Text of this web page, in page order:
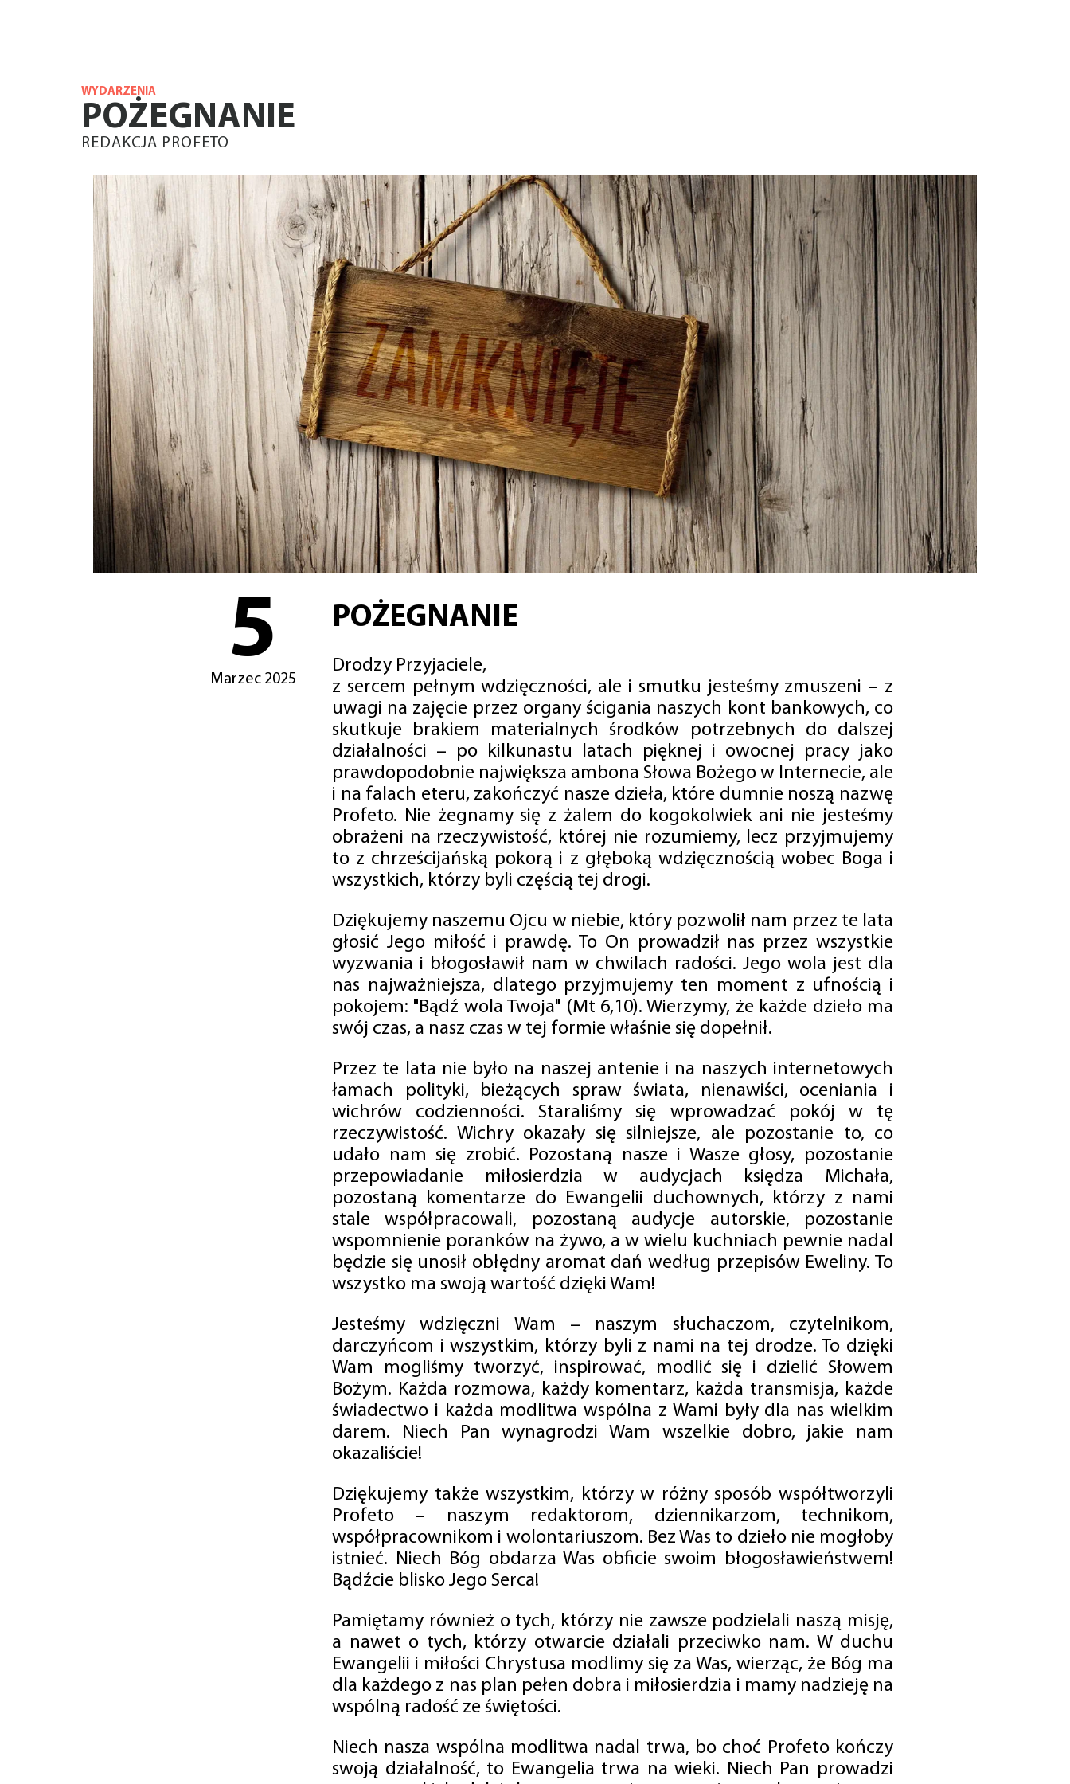
WYDARZENIA
POŻEGNANIE
REDAKCJA PROFETO
5
Marzec 2025
POŻEGNANIE
Drodzy Przyjaciele,
z sercem pełnym wdzięczności, ale i smutku jesteśmy zmuszeni – z
uwagi na zajęcie przez organy ścigania naszych kont bankowych, co
skutkuje brakiem materialnych środków potrzebnych do dalszej
działalności – po kilkunastu latach pięknej i owocnej pracy jako
prawdopodobnie największa ambona Słowa Bożego w Internecie, ale
i na falach eteru, zakończyć nasze dzieła, które dumnie noszą nazwę
Profeto. Nie żegnamy się z żalem do kogokolwiek ani nie jesteśmy
obrażeni na rzeczywistość, której nie rozumiemy, lecz przyjmujemy
to z chrześcijańską pokorą i z głęboką wdzięcznością wobec Boga i
wszystkich, którzy byli częścią tej drogi.
Dziękujemy naszemu Ojcu w niebie, który pozwolił nam przez te lata
głosić Jego miłość i prawdę. To On prowadził nas przez wszystkie
wyzwania i błogosławił nam w chwilach radości. Jego wola jest dla
nas najważniejsza, dlatego przyjmujemy ten moment z ufnością i
pokojem: "Bądź wola Twoja" (Mt 6,10). Wierzymy, że każde dzieło ma
swój czas, a nasz czas w tej formie właśnie się dopełnił.
Przez te lata nie było na naszej antenie i na naszych internetowych
łamach polityki, bieżących spraw świata, nienawiści, oceniania i
wichrów codzienności. Staraliśmy się wprowadzać pokój w tę
rzeczywistość. Wichry okazały się silniejsze, ale pozostanie to, co
udało nam się zrobić. Pozostaną nasze i Wasze głosy, pozostanie
przepowiadanie miłosierdzia w audycjach księdza Michała,
pozostaną komentarze do Ewangelii duchownych, którzy z nami
stale współpracowali, pozostaną audycje autorskie, pozostanie
wspomnienie poranków na żywo, a w wielu kuchniach pewnie nadal
będzie się unosił obłędny aromat dań według przepisów Eweliny. To
wszystko ma swoją wartość dzięki Wam!
Jesteśmy wdzięczni Wam – naszym słuchaczom, czytelnikom,
darczyńcom i wszystkim, którzy byli z nami na tej drodze. To dzięki
Wam mogliśmy tworzyć, inspirować, modlić się i dzielić Słowem
Bożym. Każda rozmowa, każdy komentarz, każda transmisja, każde
świadectwo i każda modlitwa wspólna z Wami były dla nas wielkim
darem. Niech Pan wynagrodzi Wam wszelkie dobro, jakie nam
okazaliście!
Dziękujemy także wszystkim, którzy w różny sposób współtworzyli
Profeto – naszym redaktorom, dziennikarzom, technikom,
współpracownikom i wolontariuszom. Bez Was to dzieło nie mogłoby
istnieć. Niech Bóg obdarza Was obficie swoim błogosławieństwem!
Bądźcie blisko Jego Serca!
Pamiętamy również o tych, którzy nie zawsze podzielali naszą misję,
a nawet o tych, którzy otwarcie działali przeciwko nam. W duchu
Ewangelii i miłości Chrystusa modlimy się za Was, wierząc, że Bóg ma
dla każdego z nas plan pełen dobra i miłosierdzia i mamy nadzieję na
wspólną radość ze świętości.
Niech nasza wspólna modlitwa nadal trwa, bo choć Profeto kończy
swoją działalność, to Ewangelia trwa na wieki. Niech Pan prowadzi